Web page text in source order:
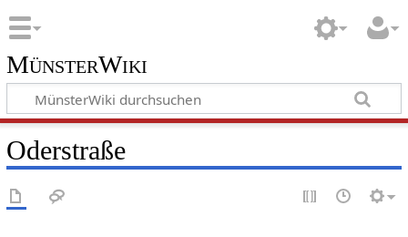
MünsterWiki
Oderstraße